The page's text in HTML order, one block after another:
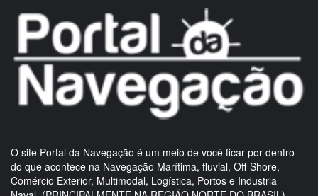
O site Portal da Navegação é um meio de você ficar por dentro
do que acontece na Navegação Marítima, fluvial, Off-Shore,
Comércio Exterior, Multimodal, Logística, Portos e Industria